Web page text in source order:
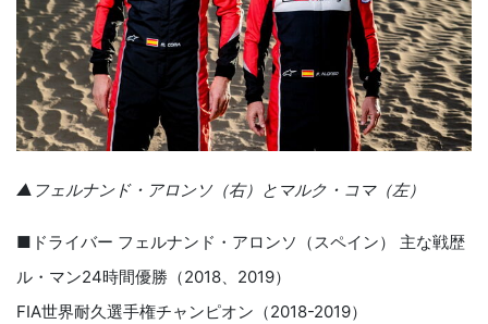
▲フェルナンド・アロンソ（右）とマルク・コマ（左）
■ドライバー フェルナンド・アロンソ（スペイン） 主な戦歴
ル・マン24時間優勝（2018、2019）
FIA世界耐久選手権チャンピオン（2018-2019）